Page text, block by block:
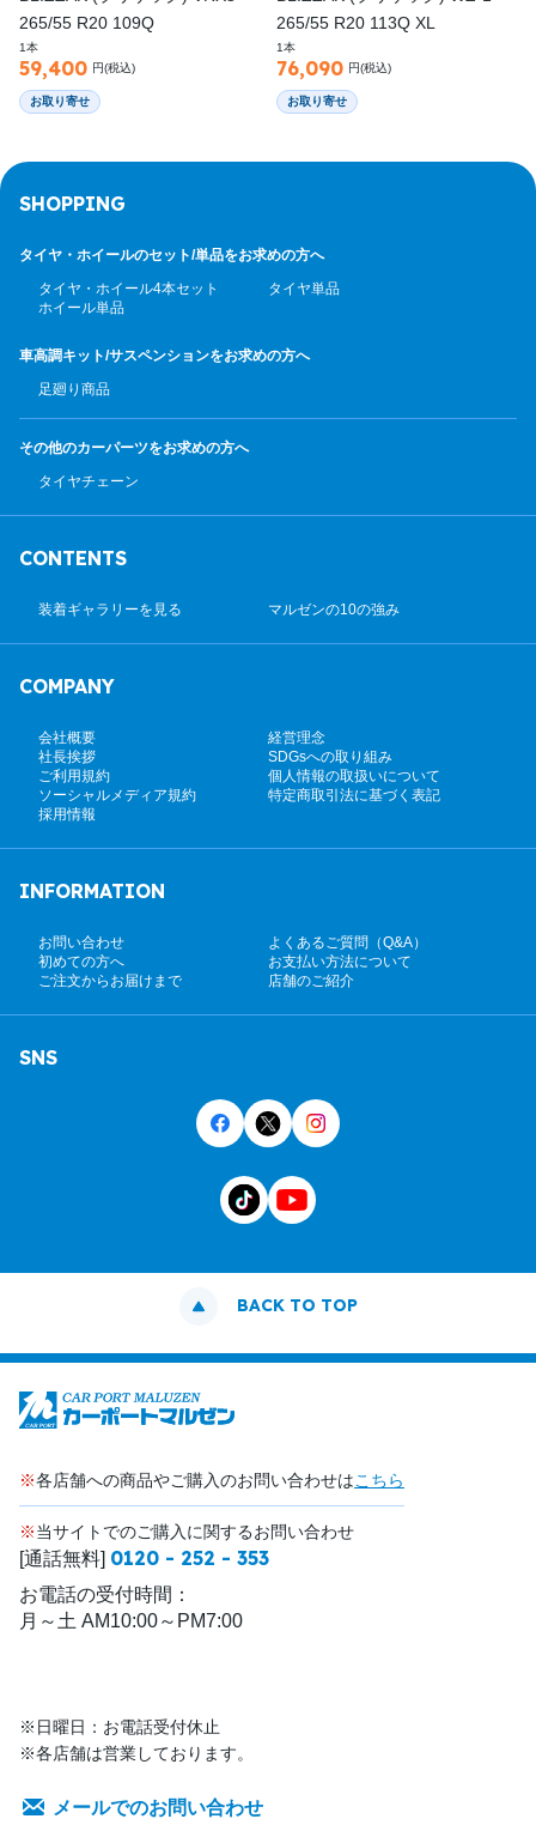
265/55 R20 109Q
1本
59,400 円(税込)
お取り寄せ
265/55 R20 113Q XL
1本
76,090 円(税込)
お取り寄せ
SHOPPING
タイヤ・ホイールのセット/単品をお求めの方へ
タイヤ・ホイール4本セット
タイヤ単品
ホイール単品
車高調キット/サスペンションをお求めの方へ
足廻り商品
その他のカーパーツをお求めの方へ
タイヤチェーン
CONTENTS
装着ギャラリーを見る マルゼンの10の強み
COMPANY
会社概要
経営理念
社長挨拶
SDGsへの取り組み
ご利用規約
個人情報の取扱いについて
ソーシャルメディア規約
特定商取引法に基づく表記
採用情報
INFORMATION
お問い合わせ
よくあるご質問（Q&A）
初めての方へ
お支払い方法について
ご注文からお届けまで
店舗のご紹介
SNS
BACK TO TOP
※各店舗への商品やご購入のお問い合わせはこちら
※当サイトでのご購入に関するお問い合わせ
[通話無料] 0120 - 252 - 353
お電話の受付時間：
月～土 AM10:00～PM7:00
※日曜日：お電話受付休止
※各店舗は営業しております。
メールでのお問い合わせ